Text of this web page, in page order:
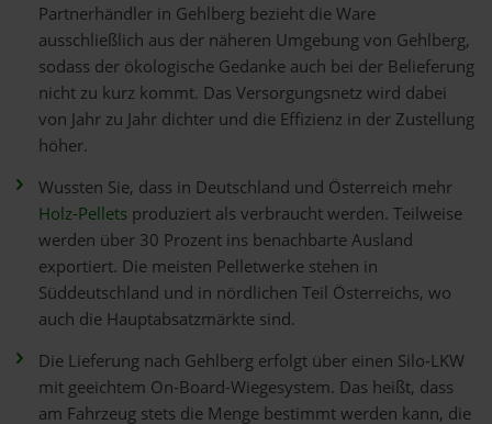
Partnerhändler in Gehlberg bezieht die Ware
ausschließlich aus der näheren Umgebung von Gehlberg,
sodass der ökologische Gedanke auch bei der Belieferung
nicht zu kurz kommt. Das Versorgungsnetz wird dabei
von Jahr zu Jahr dichter und die Effizienz in der Zustellung
höher.
Wussten Sie, dass in Deutschland und Österreich mehr
Holz-Pellets produziert als verbraucht werden. Teilweise
werden über 30 Prozent ins benachbarte Ausland
exportiert. Die meisten Pelletwerke stehen in
Süddeutschland und in nördlichen Teil Österreichs, wo
auch die Hauptabsatzmärkte sind.
Die Lieferung nach Gehlberg erfolgt über einen Silo-LKW
mit geeichtem On-Board-Wiegesystem. Das heißt, dass
am Fahrzeug stets die Menge bestimmt werden kann, die